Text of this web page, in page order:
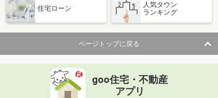
住宅ローン
人気タウン
ランキング
ページトップに戻る
goo住宅・不動産
アプリ